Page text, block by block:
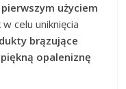
użyciem
celu uniknięcia
brązujące
opaleniznę